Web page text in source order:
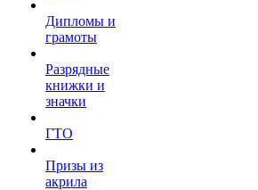
Дипломы и
грамоты
Разрядные
книжки и
значки
ГТО
Призы из
акрила